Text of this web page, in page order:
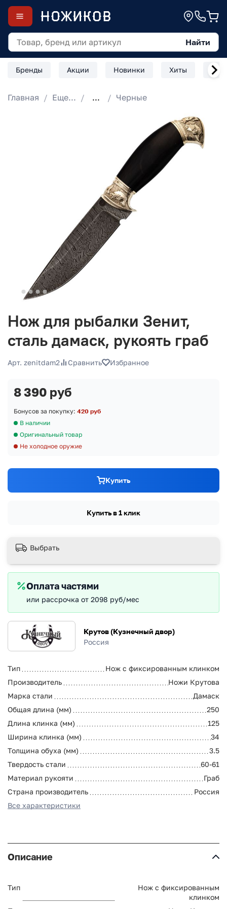
Найти
Бренды Акции Новинки Хиты
Главная Еще... ... Черные
Нож для рыбалки Зенит,
сталь дамаск, рукоять граб
Арт. zenitdam2 Сравнить Избранное
Крутов (Кузнечный двор)
Россия
Тип
Нож с фиксированным клинком
Производитель
Ножи Крутова
Марка стали
Дамаск
Общая длина (мм)
250
Длина клинка (мм)
125
Ширина клинка (мм)
34
Толщина обуха (мм)
3.5
Твердость стали
60-61
Материал рукояти
Граб
Страна производитель
Россия
Все характеристики
8 390 руб
Бонусов за покупку: 420 руб
В наличии
Оригинальный товар
Не холодное оружие
Купить
Купить в 1 клик
Выбрать
Оплата частями
или рассрочка от 2098 руб/мес
Описание
Тип
Нож с фиксированным
клинком